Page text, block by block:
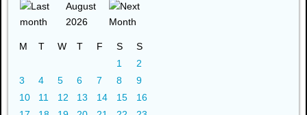
August
2026
M T W T F S
S
1
2
3
4 5 6 7 8
9
10
11 12 13 14 15
16